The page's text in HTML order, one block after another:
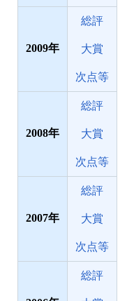
2009
総評
大賞
次点等
2008
総評
大賞
次点等
2007
総評
大賞
次点等
総評